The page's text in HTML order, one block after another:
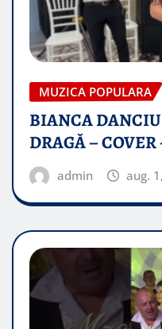
MUZICA POPULARA
BIANCA DANCIU
DRAGĂ –
admin aug.